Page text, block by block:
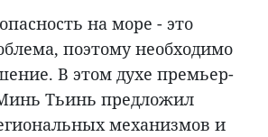
на море - это
поэтому необходимо
В этом духе премьер-
Тьинь предложил
механизмов и